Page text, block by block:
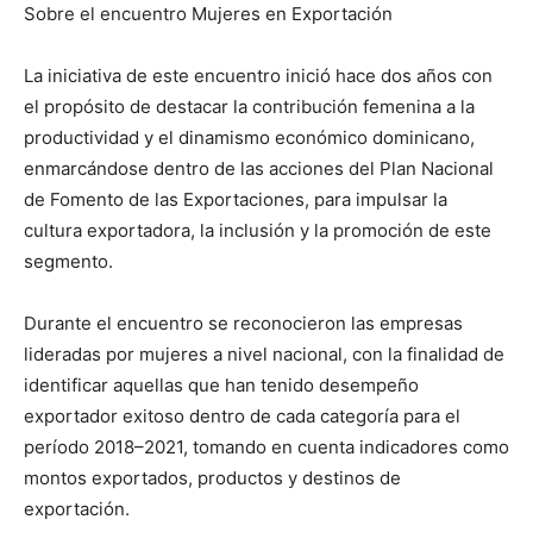
Sobre el encuentro Mujeres en Exportación
La iniciativa de este encuentro inició hace dos años con
el propósito de destacar la contribución femenina a la
productividad y el dinamismo económico dominicano,
enmarcándose dentro de las acciones del Plan Nacional
de Fomento de las Exportaciones, para impulsar la
cultura exportadora, la inclusión y la promoción de este
segmento.
Durante el encuentro se reconocieron las empresas
lideradas por mujeres a nivel nacional, con la finalidad de
identificar aquellas que han tenido desempeño
exportador exitoso dentro de cada categoría para el
período 2018–2021, tomando en cuenta indicadores como
montos exportados, productos y destinos de
exportación.